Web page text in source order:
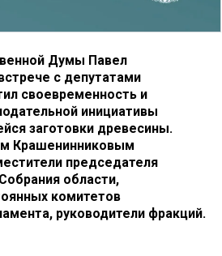
Думы Павел
с депутатами
своевременность и
инициативы
заготовки древесины.
Крашенинниковым
председателя
области,
комитетов
руководители фракций.